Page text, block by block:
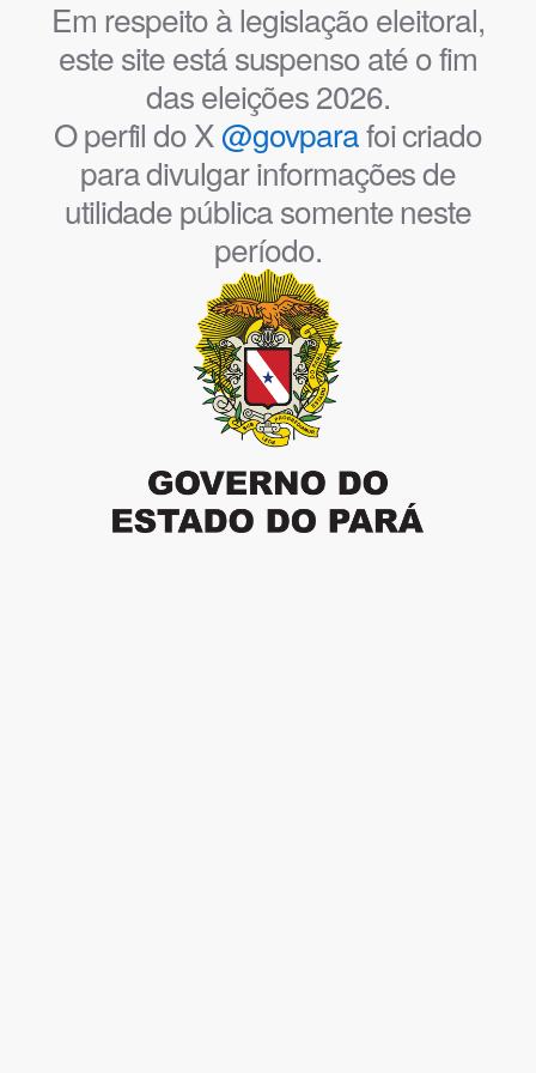
Em respeito à legislação eleitoral,
este site está suspenso até o fim
das eleições 2026.
O perfil do X@govparafoi criado
para divulgar informações de
utilidade pública somente neste
período.